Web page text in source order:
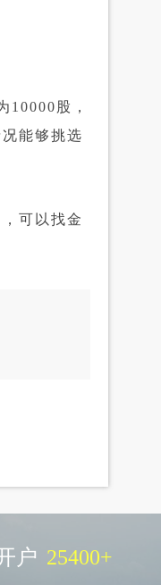
股，
能够挑选
可以找金
户 25400+